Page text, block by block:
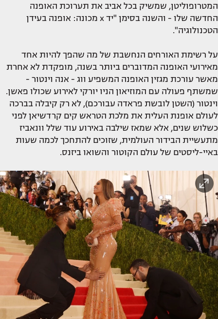
המטרופוליטן, שמשיק בכל אביב את תערוכת האופנה
החדשה שלו - והשנה בסימן "יד x מכונה: אופנה בעידן
הטכנולוגיה".
על רשימת האורחים הנחשבת של מה שהפך להיות אחד
מאירועי האופנה המדוברים ביותר בשנה, מופקדת לא אחרת
מאשר עורכת מגזין האופנה המשפיע ווג - אנה וינטור -
שמשתף פעולה עם המוזיאון הניו יורקי לאירוע שכולו פאשן.
וינטור (השטן לובשת פראדה עבורכם), לא רק קיבלה בברכה
לעולם אופנת העלית את מלכת הטראש קים קרדשיאן לפני
כשלוש שנים, אלא שמאז שילבה באירוע עוד שלל וונאביז
מתעשיית הבידור העולמית, שזוכים להתחכך לכמה שעות
באיי-ליסטים של עולם הקוטור והשואו ביזנס.